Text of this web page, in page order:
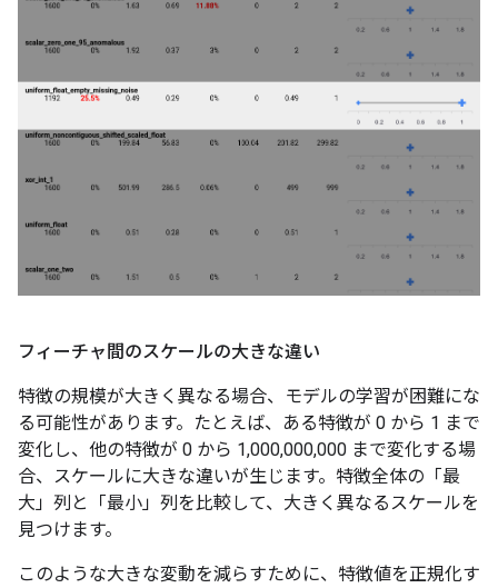
フィーチャ間のスケールの大きな違い
特徴の規模が大きく異なる場合、モデルの学習が困難にな
る可能性があります。たとえば、ある特徴が 0 から 1 まで
変化し、他の特徴が 0 から 1,000,000,000 まで変化する場
合、スケールに大きな違いが生じます。特徴全体の「最
大」列と「最小」列を比較して、大きく異なるスケールを
見つけます。
このような大きな変動を減らすために、特徴値を正規化す